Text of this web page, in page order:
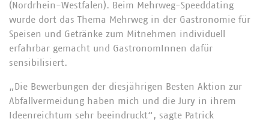
(Nordrhein-Westfalen). Beim Mehrweg-Speeddating
wurde dort das Thema Mehrweg in der Gastronomie für
Speisen und Getränke zum Mitnehmen individuell
erfahrbar gemacht und GastronomInnen dafür
sensibilisiert.
„Die Bewerbungen der diesjährigen Besten Aktion zur
Abfallvermeidung haben mich und die Jury in ihrem
Ideenreichtum sehr beeindruckt“, sagte Patrick